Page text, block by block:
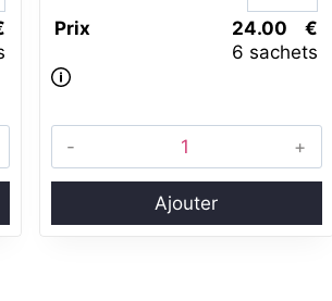
Prix 24.00
€
6 sachets
Ajouter